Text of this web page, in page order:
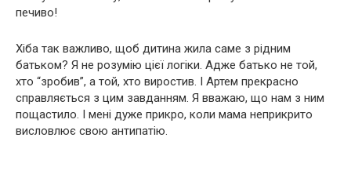
печиво!
Хіба так важливо, щоб дитина жила саме з рідним
батьком? Я не розумію цієї логіки. Адже батько не той,
хто “зробив”, а той, хто виростив. І Артем прекрасно
справляється з цим завданням. Я вважаю, що нам з ним
пощастило. І мені дуже прикро, коли мама неприкрито
висловлює свою антипатію.